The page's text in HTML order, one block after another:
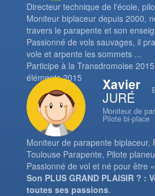
Directeur technique de l'école,
Moniteur biplaceur depuis 2000,
travers le parapente et son
Passionné de vols sauvages, il
vole et arpente les sommets ...
Participe à la Transdromoise
éléments 2015
Xavier
JURÉ
Moniteur de
Pilote bi-place
Moniteur de parapente biplaceur,
Toulouse Parapente, Pilote
Passionné de vol et né pour être
Son PLUS GRAND PLAISIR ? :
toutes ses passions.